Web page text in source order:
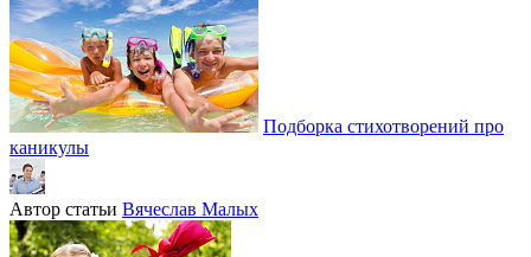
Подборка стихотворений про
каникулы
Автор статьи Вячеслав Малых